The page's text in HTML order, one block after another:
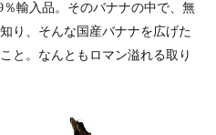
輸入品。そのバナナの中で、無
り、そんな国産バナナを広げた
と。なんともロマン溢れる取り